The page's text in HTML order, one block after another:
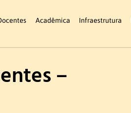
Acadêmica Infraestrutura
–